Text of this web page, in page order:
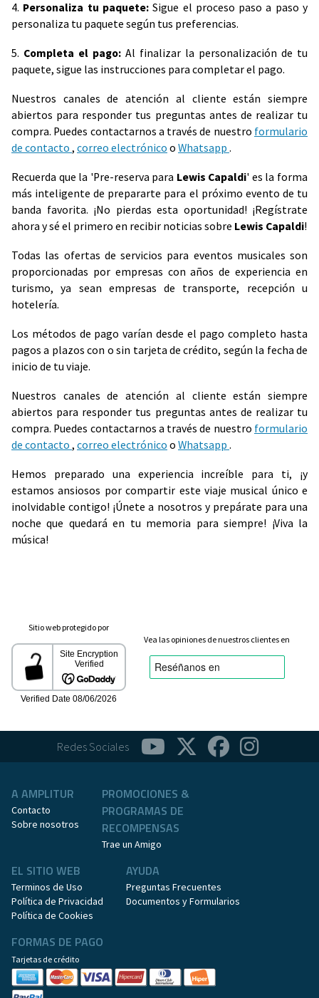
4. Personaliza tu paquete:Sigue el proceso paso a paso y
personaliza tu paquete según tus preferencias.
5. Completa el pago: Al finalizar la personalización de tu
paquete, sigue las instrucciones para completar el pago.
Nuestros canales de atención al cliente están siempre
abiertos para responder tus preguntas antes de realizar tu
compra. Puedes contactarnos a través de nuestro formulario
de contacto , correo electrónico o Whatsapp .
Recuerda que la 'Pre-reserva para Lewis Capaldi' es la forma
más inteligente de prepararte para el próximo evento de tu
banda favorita. ¡No pierdas esta oportunidad! ¡Regístrate
ahora y sé el primero en recibir noticias sobre Lewis Capaldi!
Todas las ofertas de servicios para eventos musicales son
proporcionadas por empresas con años de experiencia en
turismo, ya sean empresas de transporte, recepción u
hotelería.
Los métodos de pago varían desde el pago completo hasta
pagos a plazos con o sin tarjeta de crédito, según la fecha de
inicio de tu viaje.
Nuestros canales de atención al cliente están siempre
abiertos para responder tus preguntas antes de realizar tu
compra. Puedes contactarnos a través de nuestro formulario
de contacto , correo electrónico o Whatsapp .
Hemos preparado una experiencia increíble para ti, ¡y
estamos ansiosos por compartir este viaje musical único e
inolvidable contigo! ¡Únete a nosotros y prepárate para una
noche que quedará en tu memoria para siempre! ¡Viva la
música!
Sitio web protegido por
Vea las opiniones de nuestros clientes en
Redes Sociales
A AMPLITUR
Contacto
Sobre nosotros
PROMOCIONES &
PROGRAMAS DE
RECOMPENSAS
Trae un Amigo
EL SITIO WEB
Terminos de Uso
Política de Privacidad
Política de Cookies
AYUDA
Preguntas Frecuentes
Documentos y Formularios
FORMAS DE PAGO
Tarjetas de crédito